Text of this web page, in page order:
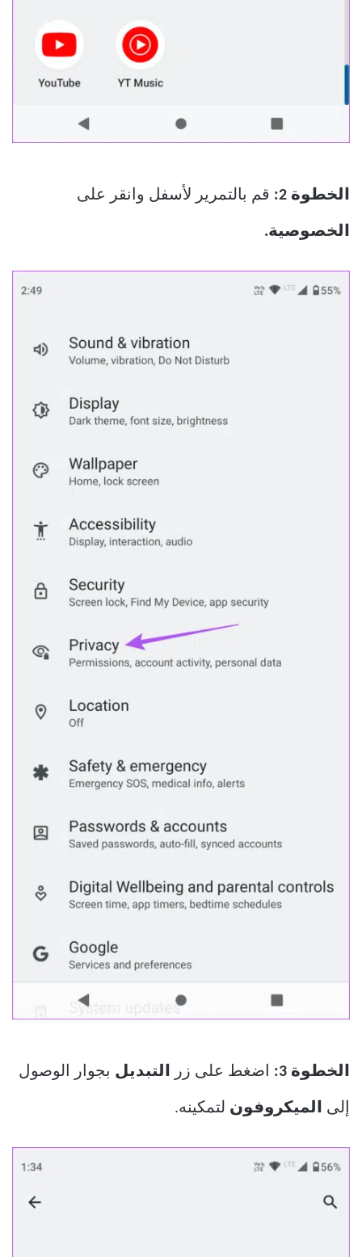
الخطوة 2: قم بالتمرير لأسفل وانقر على
الخصوصية.
الخطوة 3: اضغط على زر التبديل بجوار الوصول
إلى الميكروفون لتمكينه.